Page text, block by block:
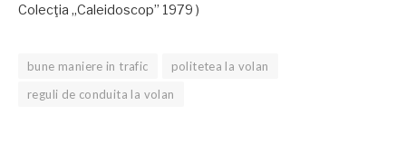
Colecţia „Caleidoscop” 1979 )
bune maniere in trafic
politetea la volan
reguli de conduita la volan